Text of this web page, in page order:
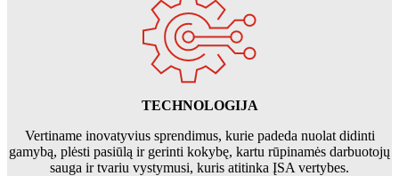
TECHNOLOGIJA
Vertiname inovatyvius sprendimus, kurie padeda nuolat didinti
gamybą, plėsti pasiūlą ir gerinti kokybę, kartu rūpinamės darbuotojų
sauga ir tvariu vystymusi, kuris atitinka ĮSA vertybes.